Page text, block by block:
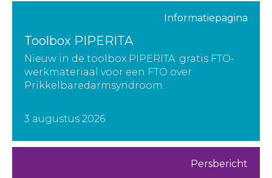
Informatiepagina
Toolbox PIPERITA
Nieuw in de toolbox PIPERITA: gratis FTO-
werkmateriaal voor een FTO over
Prikkelbaredarmsyndroom.
3 augustus 2026
Persbericht